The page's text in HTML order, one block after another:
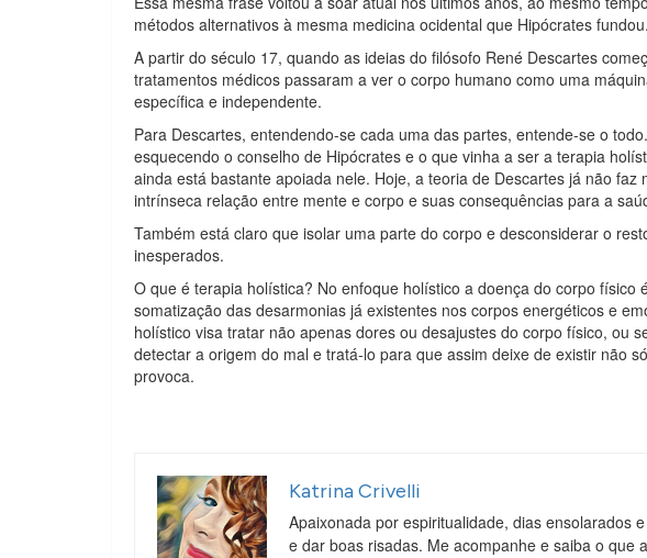
métodos alternativos à mesma medicina ocidental que Hipócrates fundou.
A partir do século 17, quando as ideias do filósofo René Descartes
tratamentos médicos passaram a ver o corpo humano como uma
específica e independente.
Para Descartes, entendendo-se cada uma das partes, entende-se o
esquecendo o conselho de Hipócrates e o que vinha a ser a terapia
ainda está bastante apoiada nele. Hoje, a teoria de Descartes já não
intrínseca relação entre mente e corpo e suas consequências para a
Também está claro que isolar uma parte do corpo e desconsiderar o
inesperados.
O que é terapia holística? No enfoque holístico a doença do corpo físico
somatização das desarmonias já existentes nos corpos energéticos e
holístico visa tratar não apenas dores ou desajustes do corpo físico, ou
detectar a origem do mal e tratá-lo para que assim deixe de existir não
provoca.
Katrina Crivelli
Apaixonada por espiritualidade, dias ensolarados
e dar boas risadas. Me acompanhe e saiba o que